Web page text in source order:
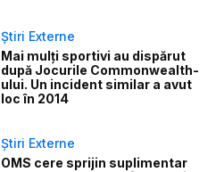
Știri Externe
Mai mulți sportivi au dispărut
după Jocurile Commonwealth-
ului. Un incident similar a avut
loc în 2014
Știri Externe
OMS cere sprijin suplimentar